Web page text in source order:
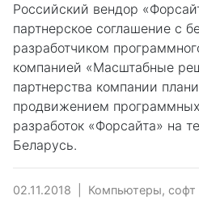
Российский вендор
партнерское соглашение с
разработчиком
компанией «Масштабные
партнерства компании
продвижением
разработок «Форсайта» на
Беларусь. ​
02.11.2018 Компьютеры, софт